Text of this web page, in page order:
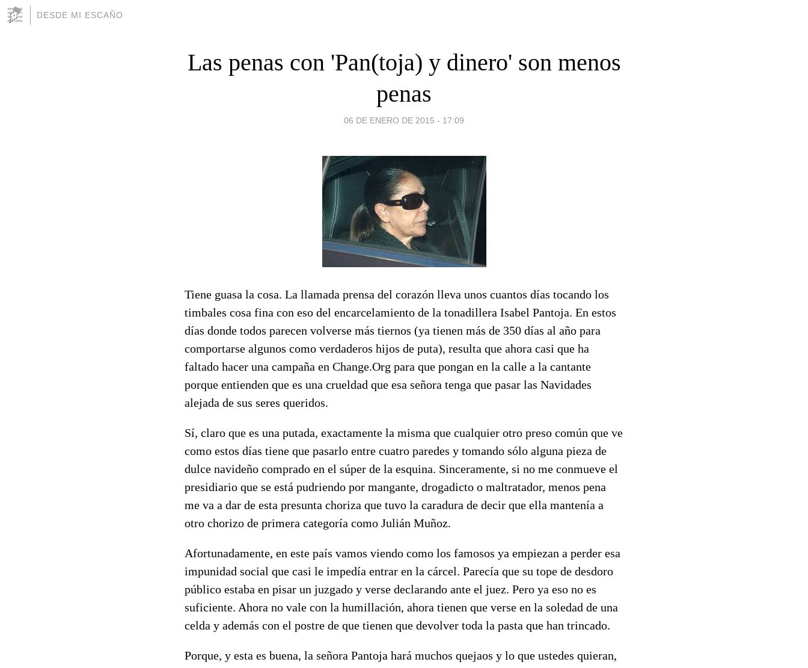
DESDE MI ESCAÑO
Las penas con 'Pan(toja) y dinero' son menos
penas
06 DE ENERO DE 2015 - 17:09
Tiene guasa la cosa. La llamada prensa del corazón lleva unos cuantos días tocando los
timbales cosa fina con eso del encarcelamiento de la tonadillera Isabel Pantoja. En estos
días donde todos parecen volverse más tiernos (ya tienen más de 350 días al año para
comportarse algunos como verdaderos hijos de puta), resulta que ahora casi que ha
faltado hacer una campaña en Change.Org para que pongan en la calle a la cantante
porque entienden que es una crueldad que esa señora tenga que pasar las Navidades
alejada de sus seres queridos.
Sí, claro que es una putada, exactamente la misma que cualquier otro preso común que ve
como estos días tiene que pasarlo entre cuatro paredes y tomando sólo alguna pieza de
dulce navideño comprado en el súper de la esquina. Sinceramente, si no me conmueve el
presidiario que se está pudriendo por mangante, drogadicto o maltratador, menos pena
me va a dar de esta presunta choriza que tuvo la caradura de decir que ella mantenía a
otro chorizo de primera categoría como Julián Muñoz.
Afortunadamente, en este país vamos viendo como los famosos ya empiezan a perder esa
impunidad social que casi le impedía entrar en la cárcel. Parecía que su tope de desdoro
público estaba en pisar un juzgado y verse declarando ante el juez. Pero ya eso no es
suficiente. Ahora no vale con la humillación, ahora tienen que verse en la soledad de una
celda y además con el postre de que tienen que devolver toda la pasta que han trincado.
Porque, y esta es buena, la señora Pantoja hará muchos quejaos y lo que ustedes quieran,